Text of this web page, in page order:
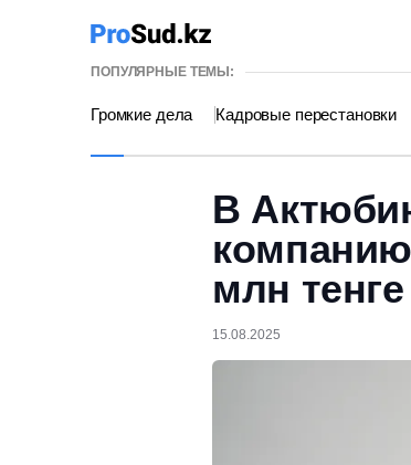
ПОПУЛЯРНЫЕ ТЕМЫ:
Громкие дела Кадровые перестановки
В
млн
15.08.2025